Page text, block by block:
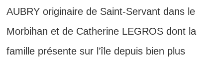
AUBRY originaire de Saint-Servant dans le
Morbihan et de Catherine LEGROS dont la
famille présente sur l’île depuis bien plus